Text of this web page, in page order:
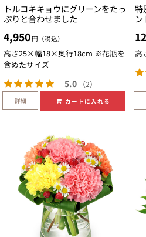
トルコキキョウにグリーンをたっ
ぷりと合わせました
4,950 円（税込）
高さ25×幅18×奥行18cm ※花瓶を
含めたサイズ
5.0 （2）
詳細 カートに入れる
特
ン
高